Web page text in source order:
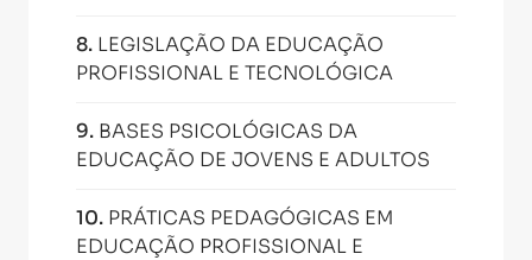
8. LEGISLAÇÃO DA EDUCAÇÃO
PROFISSIONAL E TECNOLÓGICA
9. BASES PSICOLÓGICAS DA
EDUCAÇÃO DE JOVENS E ADULTOS
10. PRÁTICAS PEDAGÓGICAS EM
EDUCAÇÃO PROFISSIONAL E